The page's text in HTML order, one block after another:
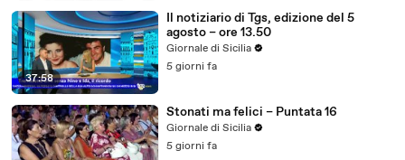
37:58
Il notiziario di Tgs, edizione del 5
agosto – ore 13.50
Giornale di Sicilia
5 giorni fa
Stonati ma felici – Puntata 16
Giornale di Sicilia
5 giorni fa